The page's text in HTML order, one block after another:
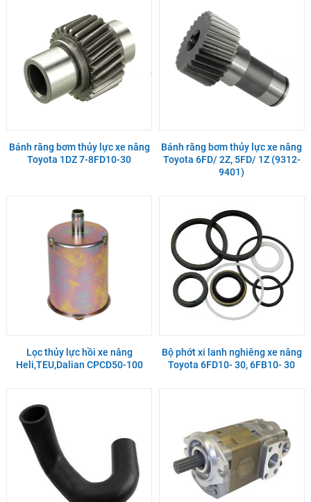
Bánh răng bơm thủy lực xe nâng
Toyota 1DZ 7-8FD10-30
Bánh răng bơm thủy lực xe nâng
Toyota 6FD/ 2Z, 5FD/ 1Z (9312-
9401)
Lọc thủy lực hồi xe nâng
Heli,TEU,Dalian CPCD50-100
Bộ phớt xi lanh nghiêng xe nâng
Toyota 6FD10- 30, 6FB10- 30